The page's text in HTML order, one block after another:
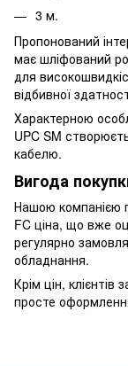
3 м.
Пропонований
має шліфований
для
відбивної
Характерною
UPC SM
кабелю.
Вигода
Нашою компанією
FC ціна, що вже
регулярно
обладнання.
Крім цін,
просте